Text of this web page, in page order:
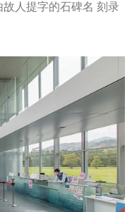
人提字的石碑名 刻录